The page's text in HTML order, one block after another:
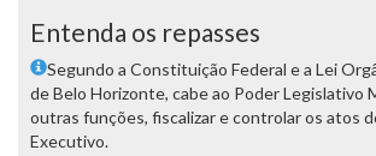
Entenda os repasses
Segundo a Constituição Federal e a Lei
de Belo Horizonte, cabe ao Poder Legislativo
outras funções, fiscalizar e controlar os atos
Executivo.